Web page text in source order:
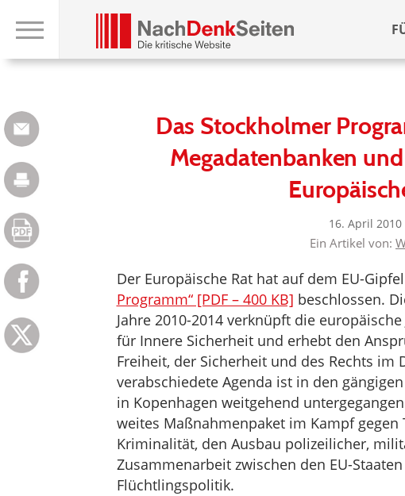
Das Stockholmer
Megadatenbanken
16. April
Ein Artikel von:
Der Europäische Rat hat auf dem EU-
Programm“ [PDF – 400 KB] beschlossen.
Jahre 2010-2014 verknüpft die
für Innere Sicherheit und erhebt den
Freiheit, der Sicherheit und des Rechts im
verabschiedete Agenda ist in den
in Kopenhagen weitgehend
weites Maßnahmenpaket im Kampf
Kriminalität, den Ausbau polizeilicher,
Zusammenarbeit zwischen den EU-
Flüchtlingspolitik.